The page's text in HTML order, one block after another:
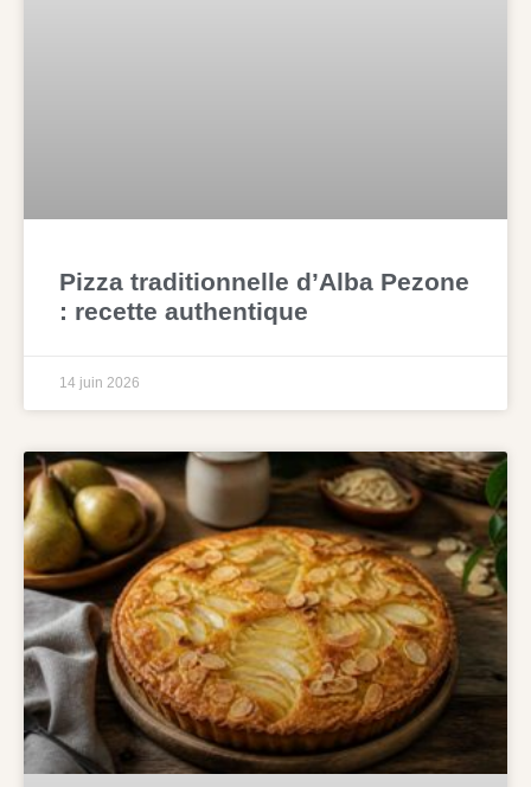
Pizza traditionnelle d’Alba Pezone
: recette authentique
14 juin 2026